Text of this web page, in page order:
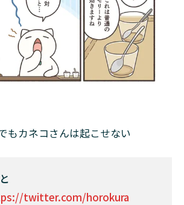
もカネコさんは起こせない
twitter.com/horokura